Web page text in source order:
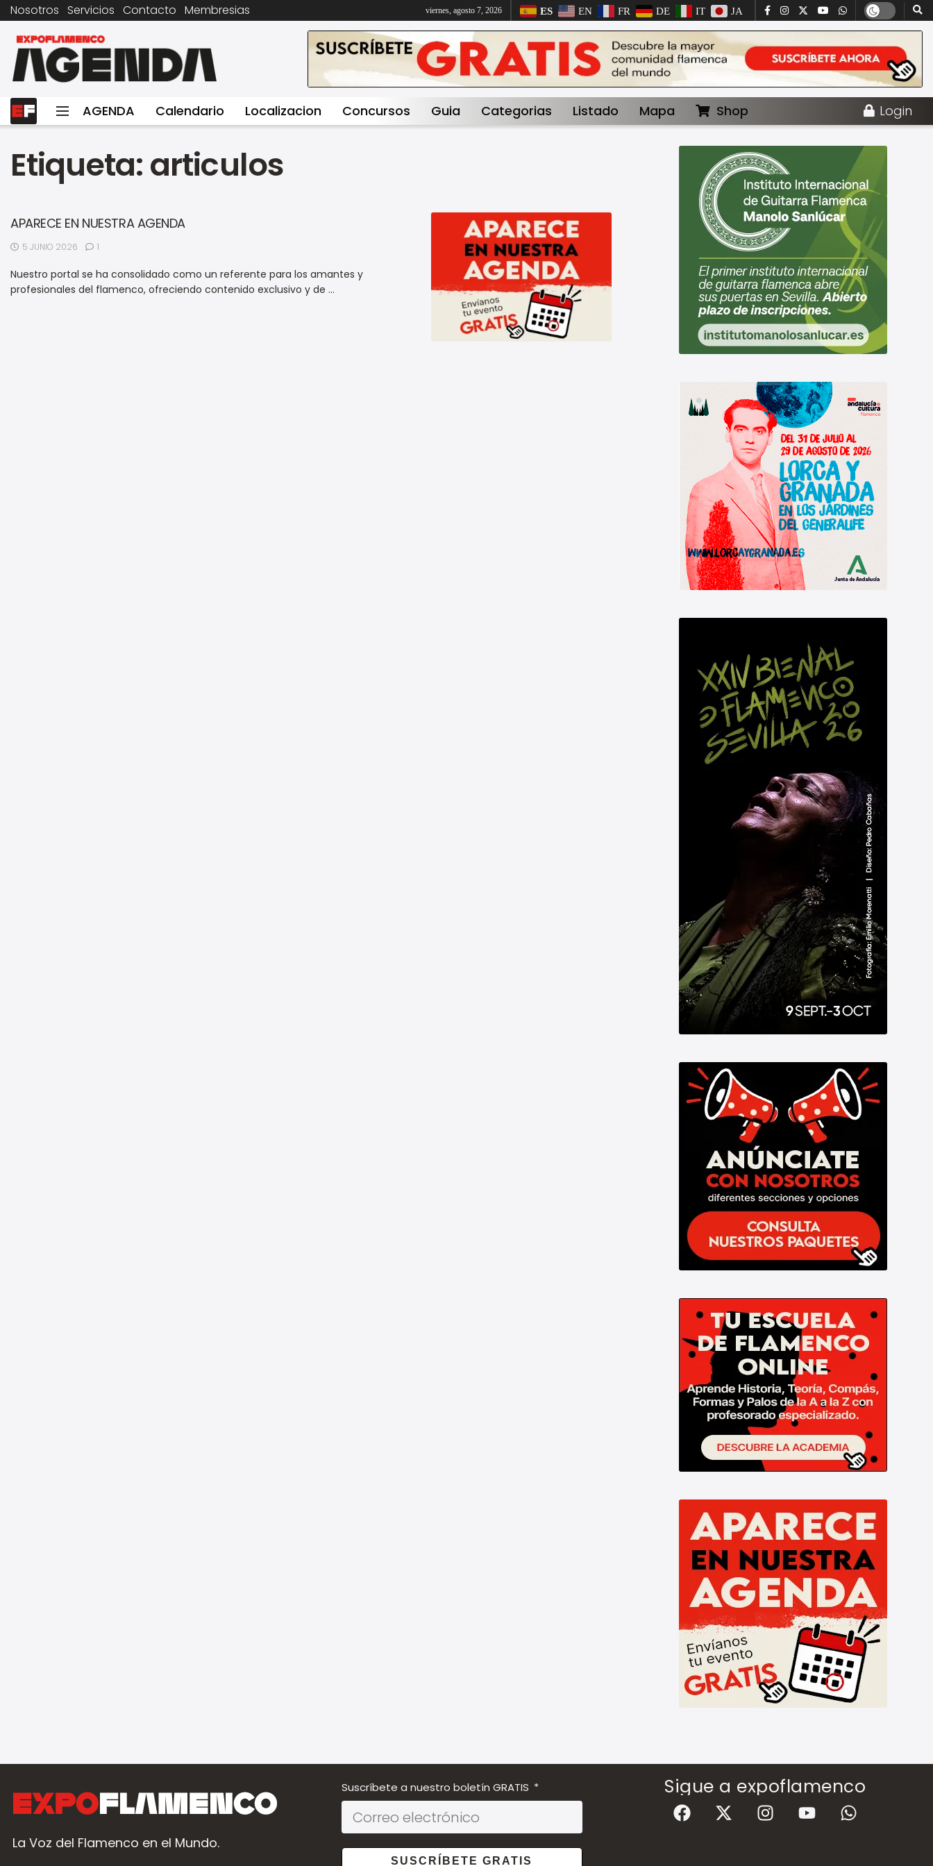
Nosotros Servicios Contacto Membresias viernes, agosto 7, 2026 ES EN FR DE IT JA
AGENDA Calendario Localizacion Concursos Guia Categorias Listado Mapa Shop Login
Etiqueta:articulos
APARECE EN NUESTRA AGENDA
5 JUNIO 2026 1
Nuestro portal se ha consolidado como un referente para los amantes y
profesionales del flamenco, ofreciendo contenido exclusivo y de ...
La Voz del Flamenco en el Mundo.
Suscríbete a nuestro boletín GRATIS
SUSCRÍBETE GRATIS
Sigue a expoflamenco